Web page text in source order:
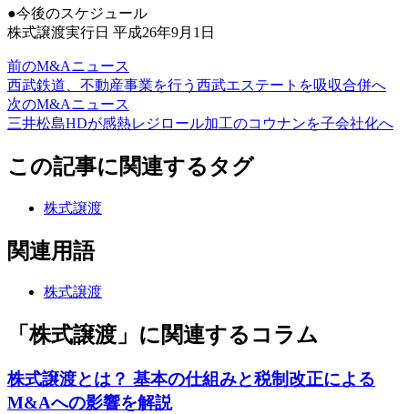
●今後のスケジュール
株式譲渡実行日 平成26年9月1日
前のM&Aニュース
西武鉄道、不動産事業を行う西武エステートを吸収合併へ
次のM&Aニュース
三井松島HDが感熱レジロール加工のコウナンを子会社化へ
この記事に関連するタグ
株式譲渡
関連用語
株式譲渡
「株式譲渡」に関連するコラム
株式譲渡とは？ 基本の仕組みと税制改正による
M&Aへの影響を解説